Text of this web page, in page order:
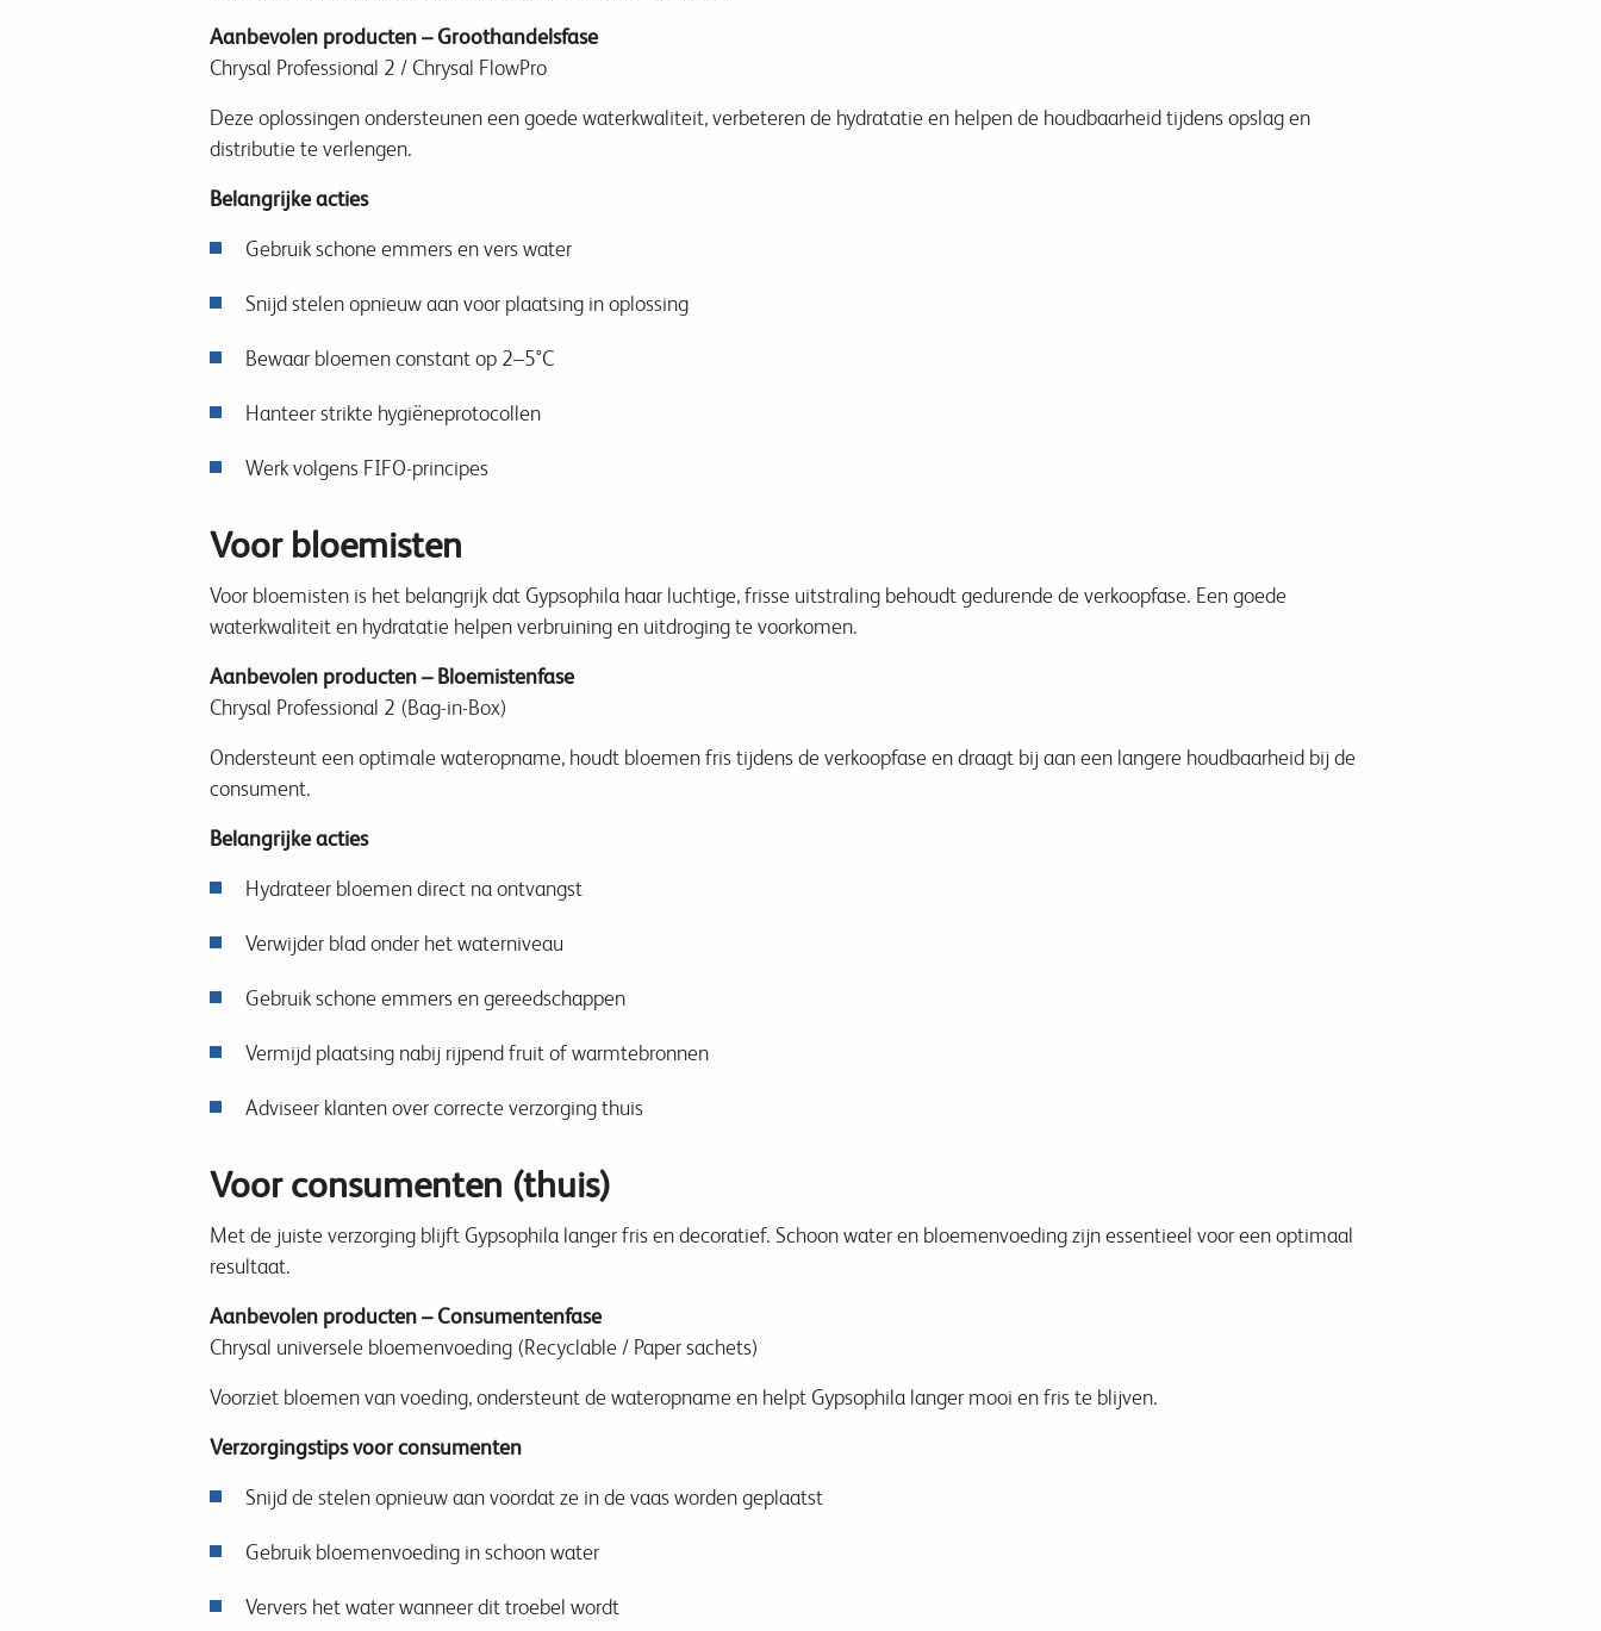
Aanbevolen producten – Groothandelsfase
Chrysal Professional 2 / Chrysal FlowPro
Deze oplossingen ondersteunen een goede waterkwaliteit, verbeteren de hydratatie en helpen de houdbaarheid tijdens opslag en
distributie te verlengen.
Belangrijke acties
Gebruik schone emmers en vers water
Snijd stelen opnieuw aan voor plaatsing in oplossing
Bewaar bloemen constant op 2–5°C
Hanteer strikte hygiëneprotocollen
Werk volgens FIFO-principes
Voor bloemisten
Voor bloemisten is het belangrijk dat Gypsophila haar luchtige, frisse uitstraling behoudt gedurende de verkoopfase. Een goede
waterkwaliteit en hydratatie helpen verbruining en uitdroging te voorkomen.
Aanbevolen producten – Bloemistenfase
Chrysal Professional 2 (Bag-in-Box)
Ondersteunt een optimale wateropname, houdt bloemen fris tijdens de verkoopfase en draagt bij aan een langere houdbaarheid bij de
consument.
Belangrijke acties
Hydrateer bloemen direct na ontvangst
Verwijder blad onder het waterniveau
Gebruik schone emmers en gereedschappen
Vermijd plaatsing nabij rijpend fruit of warmtebronnen
Adviseer klanten over correcte verzorging thuis
Voor consumenten (thuis)
Met de juiste verzorging blijft Gypsophila langer fris en decoratief. Schoon water en bloemenvoeding zijn essentieel voor een optimaal
resultaat.
Aanbevolen producten – Consumentenfase
Chrysal universele bloemenvoeding (Recyclable / Paper sachets)
Voorziet bloemen van voeding, ondersteunt de wateropname en helpt Gypsophila langer mooi en fris te blijven.
Verzorgingstips voor consumenten
Snijd de stelen opnieuw aan voordat ze in de vaas worden geplaatst
Gebruik bloemenvoeding in schoon water
Ververs het water wanneer dit troebel wordt